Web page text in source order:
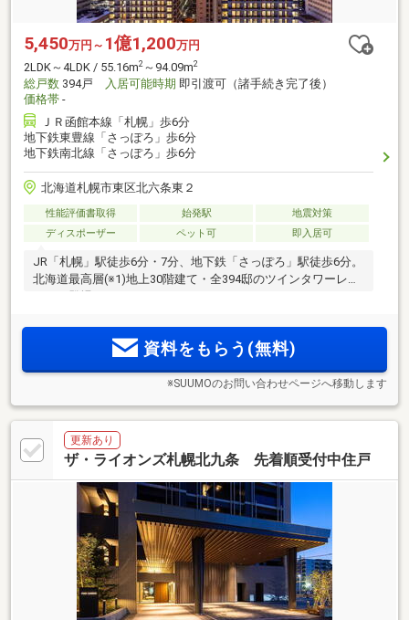
5,450万円～ 1億1,200万円
2LDK～4LDK / 55.16m2 ～94.09m2
総戸数 394戸 入居可能時期 即引渡可（諸手続き完了後）
価格帯 -
ＪＲ函館本線「札幌」歩6分
地下鉄東豊線「さっぽろ」歩6分
地下鉄南北線「さっぽろ」歩6分
北海道札幌市東区北六条東２
性能評価書取得 始発駅
地震対策
ディスポーザー
ペット可 即入居可
JR「札幌」駅徒歩6分・7分、地下鉄「さっぽろ」駅徒歩6分。
北海道最高層(※1)地上30階建て・全394邸のツインタワーレジ
資料をもらう(無料)
※SUUMOのお問い合わせページへ移動します
更新あり
ザ・ライオンズ札幌北九条 先着順受付中住戸